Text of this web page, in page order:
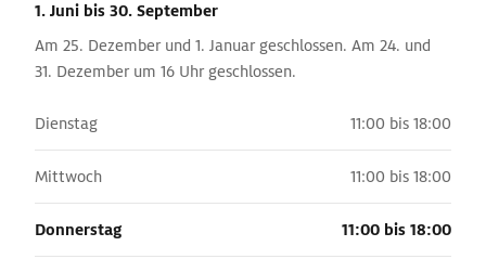
1. Juni bis 30. September
Am 25. Dezember und 1. Januar geschlossen. Am 24. und
31. Dezember um 16 Uhr geschlossen.
Dienstag 11:00 bis 18:00
Mittwoch 11:00 bis 18:00
Donnerstag 11:00 bis 18:00